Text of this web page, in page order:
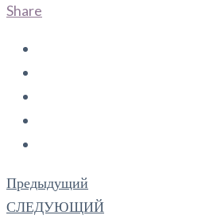
Share
Предыдущий
СЛЕДУЮЩИЙ